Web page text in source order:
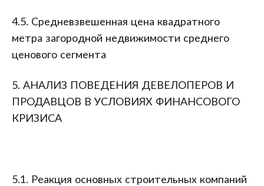
4.5. Средневзвешенная цена квадратного
метра загородной недвижимости среднего
ценового сегмента
5. АНАЛИЗ ПОВЕДЕНИЯ ДЕВЕЛОПЕРОВ И
ПРОДАВЦОВ В УСЛОВИЯХ ФИНАНСОВОГО
КРИЗИСА
5.1. Реакция основных строительных компаний